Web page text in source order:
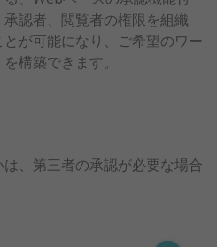
認者、閲覧者の権限を組織
が可能になり、ご希望のワー
構築できます。
、第三者の承認が必要な場合